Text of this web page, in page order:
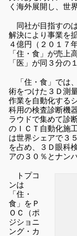
く海外展開し、世
同社が目指すの
解決により事業を
４億円（２０１７
「住・食」が売上
「医」が同３分の
「住・食」では
術をつけた３Ｄ測
作業を自動化する
科用の検査診断機
ラウドで集めて診
のＩＣＴ自動化施
は世界シェアで３
を占め、３Ｄ眼科
アの３０％とナン
トプコ
ンは
「住・
食」をＰ
ＯＣ（ポ
ジショニ
ング・カ